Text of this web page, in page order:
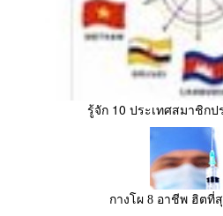
รู้จัก 10 ประเทศสมาชิก
กางโผ 8 อาชีพ ฮิตที่